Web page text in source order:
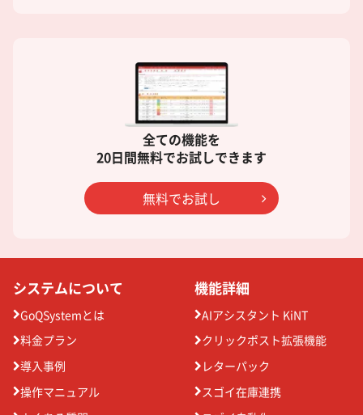
全ての機能を
20日間無料でお試しできます
無料でお試し
システムについて
GoQSystemとは
料金プラン
導入事例
操作マニュアル
機能詳細
AIアシスタント KiNT
クリックポスト拡張機能
レターパック
スゴイ在庫連携